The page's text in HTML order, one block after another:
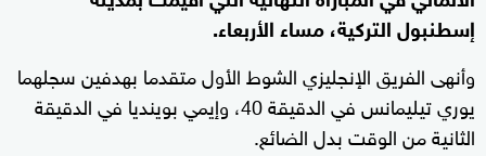
إسطنبول التركية، مساء الأربعاء.
وأنهى الفريق الإنجليزي الشوط الأول متقدما بهدفين سجلهما
يوري تيليمانس في الدقيقة 40، وإيمي بوينديا في الدقيقة
الثانية من الوقت بدل الضائع.